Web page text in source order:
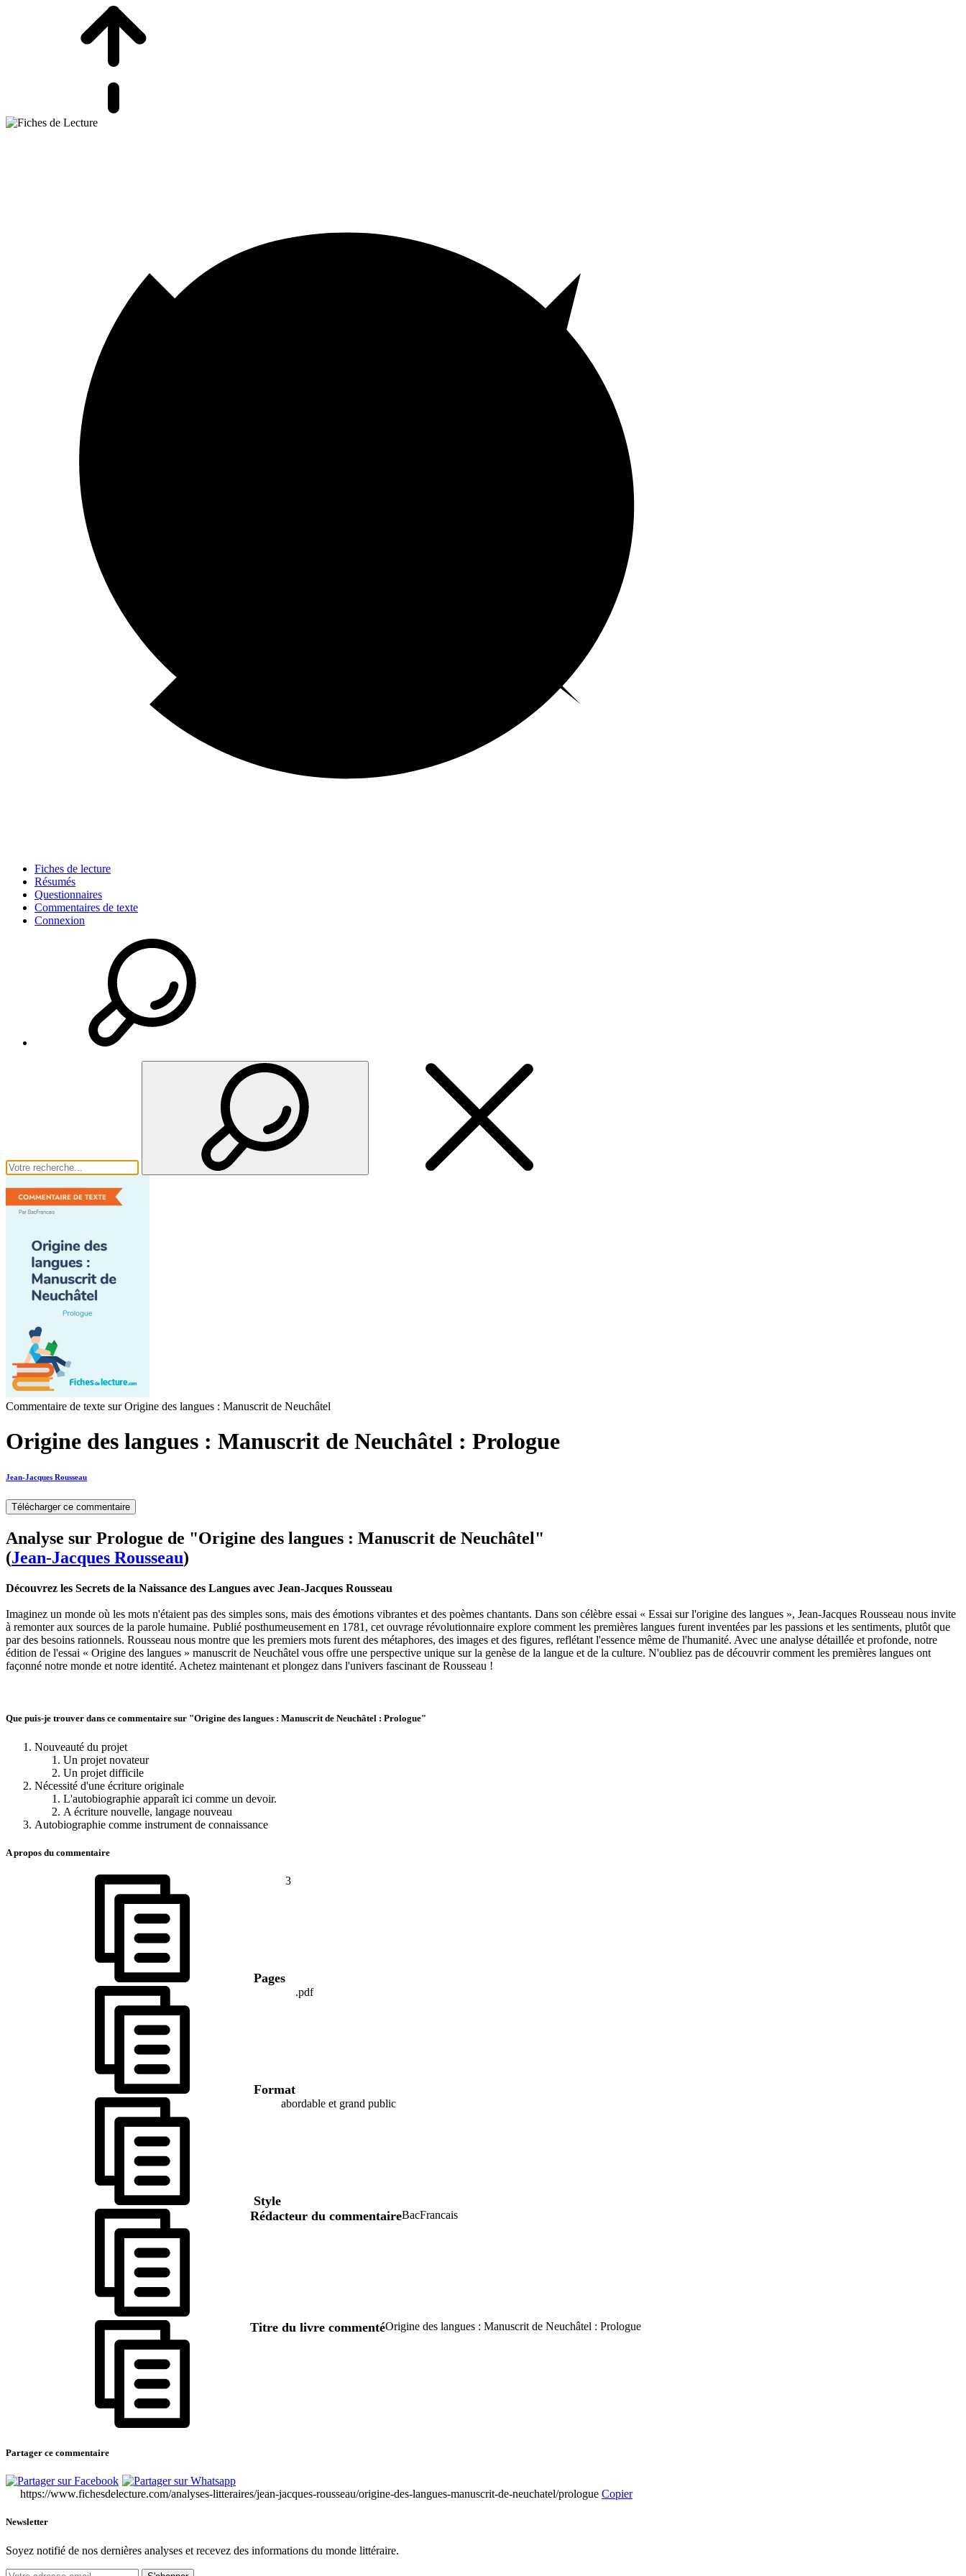
Fiches de lecture
Résumés
Questionnaires
Commentaires de texte
Connexion
Commentaire de texte sur Origine des langues : Manuscrit de Neuchâtel
Origine des langues : Manuscrit de Neuchâtel : Prologue
Jean-Jacques Rousseau
Télécharger ce commentaire
Analyse sur Prologue de "Origine des langues : Manuscrit de Neuchâtel"
(Jean-Jacques Rousseau)
Découvrez les Secrets de la Naissance des Langues avec Jean-Jacques Rousseau
Imaginez un monde où les mots n'étaient pas des simples sons, mais des émotions vibrantes et des poèmes chantants. Dans son célèbre essai « Essai sur l'origine des langues », Jean-Jacques Rousseau nous invite
à remonter aux sources de la parole humaine. Publié posthumeusement en 1781, cet ouvrage révolutionnaire explore comment les premières langues furent inventées par les passions et les sentiments, plutôt que
par des besoins rationnels. Rousseau nous montre que les premiers mots furent des métaphores, des images et des figures, reflétant l'essence même de l'humanité. Avec une analyse détaillée et profonde, notre
édition de l'essai « Origine des langues » manuscrit de Neuchâtel vous offre une perspective unique sur la genèse de la langue et de la culture. N'oubliez pas de découvrir comment les premières langues ont
façonné notre monde et notre identité. Achetez maintenant et plongez dans l'univers fascinant de Rousseau !
Que puis-je trouver dans ce commentaire sur "Origine des langues : Manuscrit de Neuchâtel : Prologue"
Nouveauté du projet
Un projet novateur
Un projet difficile
Nécessité d'une écriture originale
L'autobiographie apparaît ici comme un devoir.
A écriture nouvelle, langage nouveau
Autobiographie comme instrument de connaissance
A propos du commentaire
Pages
3
Format
.pdf
Style
abordable et grand public
Rédacteur du commentaireBacFrancais
Titre du livre commentéOrigine des langues : Manuscrit de Neuchâtel : Prologue
Partager ce commentaire
https://www.fichesdelecture.com/analyses-litteraires/jean-jacques-rousseau/origine-des-langues-manuscrit-de-neuchatel/prologue Copier
Newsletter
Soyez notifié de nos dernières analyses et recevez des informations du monde littéraire.